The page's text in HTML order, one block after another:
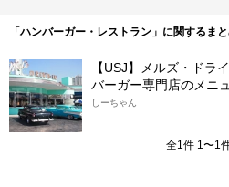
「ハンバーガー・レストラン」に関するま
【USJ】メルズ・ドラ
バーガー専門店のメニ
しーちゃん
全1件 1〜1